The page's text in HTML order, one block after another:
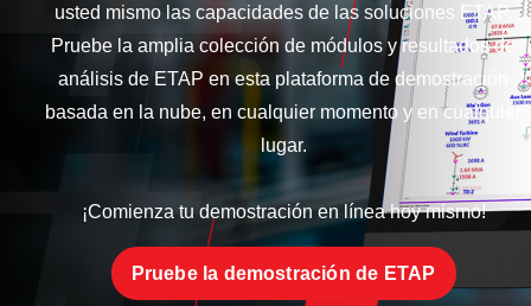
usted mismo las capacidades de las soluciones ETAP.
Pruebe la amplia colección de módulos y resultados de
análisis de ETAP en esta plataforma de demostración
basada en la nube, en cualquier momento y en cualquier
lugar.
¡Comienza tu demostración en línea hoy mismo!
Pruebe la demostración de ETAP